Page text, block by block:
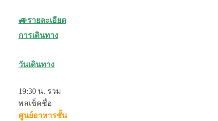
🚙รายละเอียด
การเดินทาง
วันเดินทาง
19:30 น. รวม
พลเช็คชื่อ
ศูนย์อาหารชั้น